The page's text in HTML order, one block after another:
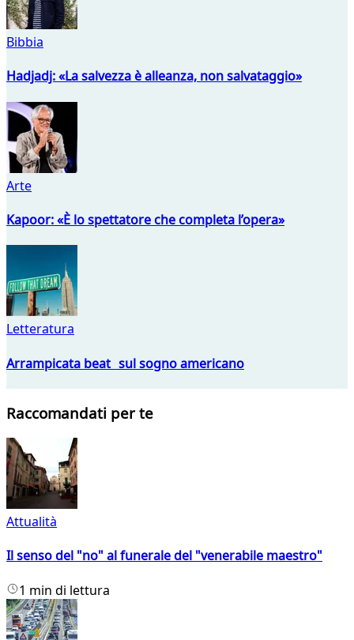
Bibbia
Hadjadj: «La salvezza è alleanza, non salvataggio»
Arte
Kapoor: «È lo spettatore che completa l’opera»
Letteratura
Arrampicata beat sul sogno americano
Raccomandati per te
Attualità
Il senso del "no" al funerale del "venerabile maestro"
1 min di lettura